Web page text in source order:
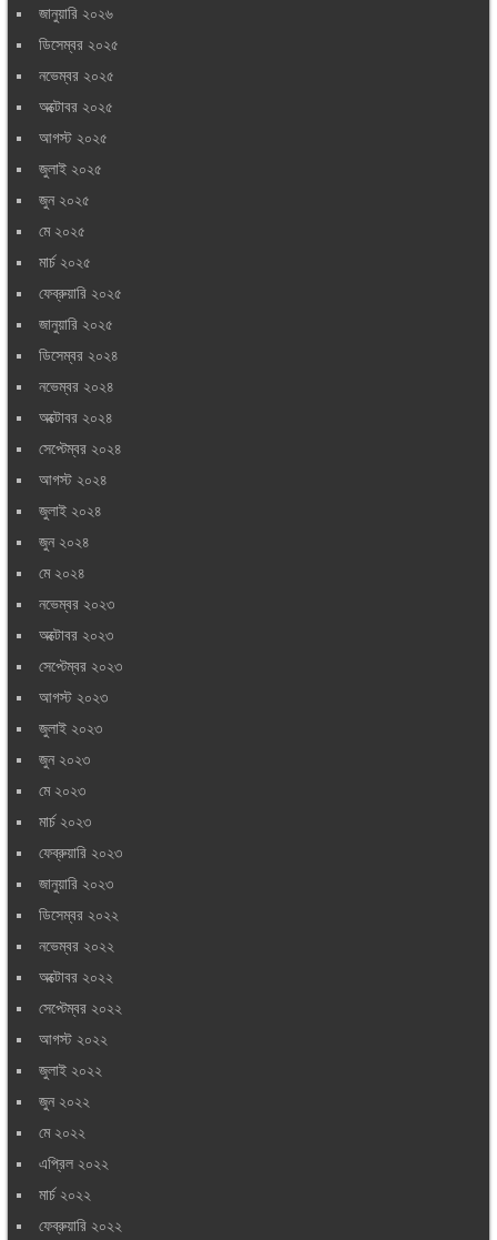
জানুয়ারি ২০২৬
ডিসেম্বর ২০২৫
নভেম্বর ২০২৫
অক্টোবর ২০২৫
আগস্ট ২০২৫
জুলাই ২০২৫
জুন ২০২৫
মে ২০২৫
মার্চ ২০২৫
ফেব্রুয়ারি ২০২৫
জানুয়ারি ২০২৫
ডিসেম্বর ২০২৪
নভেম্বর ২০২৪
অক্টোবর ২০২৪
সেপ্টেম্বর ২০২৪
আগস্ট ২০২৪
জুলাই ২০২৪
জুন ২০২৪
মে ২০২৪
নভেম্বর ২০২৩
অক্টোবর ২০২৩
সেপ্টেম্বর ২০২৩
আগস্ট ২০২৩
জুলাই ২০২৩
জুন ২০২৩
মে ২০২৩
মার্চ ২০২৩
ফেব্রুয়ারি ২০২৩
জানুয়ারি ২০২৩
ডিসেম্বর ২০২২
নভেম্বর ২০২২
অক্টোবর ২০২২
সেপ্টেম্বর ২০২২
আগস্ট ২০২২
জুলাই ২০২২
জুন ২০২২
মে ২০২২
এপ্রিল ২০২২
মার্চ ২০২২
ফেব্রুয়ারি ২০২২